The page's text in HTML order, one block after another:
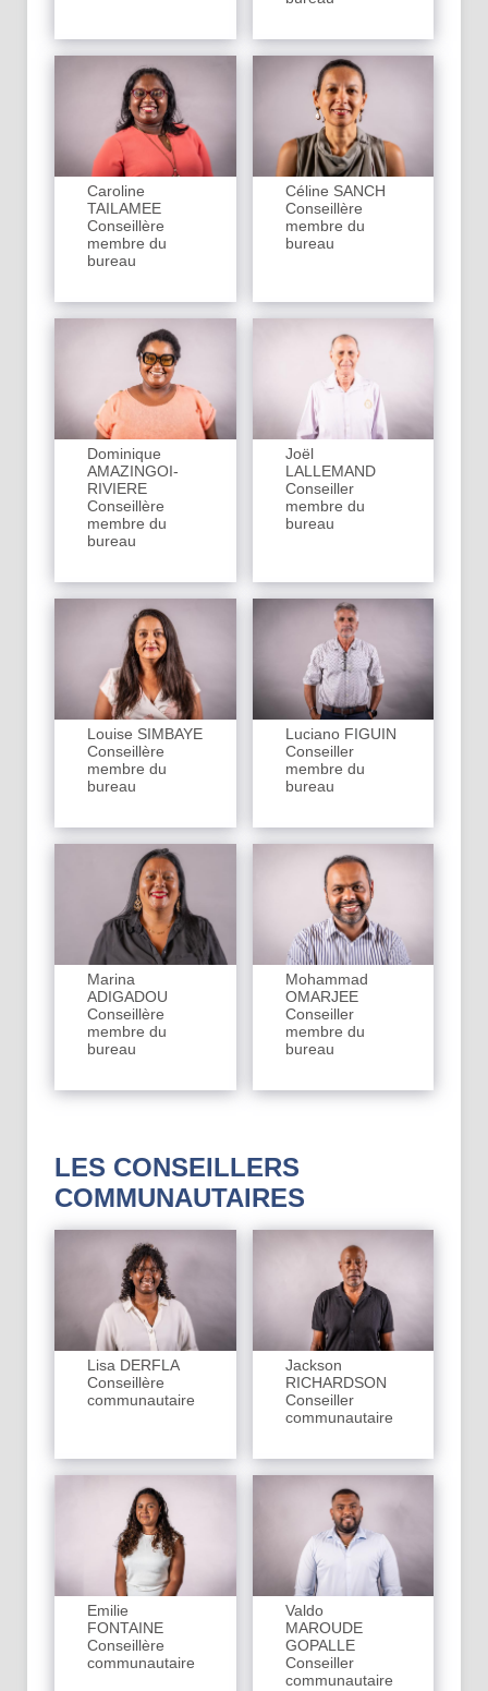
Caroline
TAILAMEE
Conseillère
membre du
bureau
Céline SANCH
Conseillère
membre du
bureau
Dominique
AMAZINGOI-
RIVIERE
Conseillère
membre du
bureau
Joël
LALLEMAND
Conseiller
membre du
bureau
Louise SIMBAYE
Conseillère
membre du
bureau
Luciano FIGUIN
Conseiller
membre du
bureau
Marina
ADIGADOU
Conseillère
membre du
bureau
Mohammad
OMARJEE
Conseiller
membre du
bureau
LES CONSEILLERS
COMMUNAUTAIRES
Lisa DERFLA
Conseillère
communautaire
Jackson
RICHARDSON
Conseiller
communautaire
Emilie
FONTAINE
Conseillère
communautaire
Valdo
MAROUDE
GOPALLE
Conseiller
communautaire